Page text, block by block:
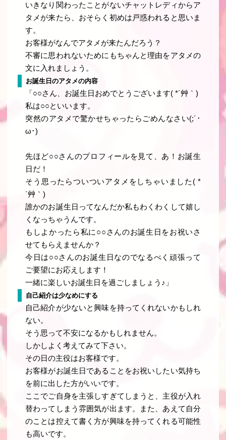
いきなり関わったことがないチャットレディからア
タメが来たら、おそらく初めは戸惑われると思いま
す。
お客様がなんでアタメが来たんだろう？
不審に思われないためにもちゃんと理由をアタメの
文に入れましょう。
お誕生日のアタメの内容
「○○さん、お誕生日おめでとうございます( *´艸｀)
私は○○といいます。
突然のアタメで驚かせちゃったらごめんなさい(;´･
ω･)
先ほど○○さんのプロフィールを見て、あ！お誕生
日だ！
そう思ったらついついアタメをしちゃいました( *
´艸｀)
誰かのお誕生日ってなんだか私もわくわくして嬉し
くなっちゃうんです。
もしよかったら私に○○さんのお誕生日をお祝いさ
せてもらえませんか？
今日は○○さんのお誕生日なのでなるべく頑張って
ご要望にお応えします！
一緒に楽しいお誕生日を過ごしましょう♪」
自己紹介は少なめにする
自己紹介が少ないと興味を持ってくれないかもしれ
ない。
そう思って不安になるかもしれません。
しかしよく考えてみて下さい。
その日の主役はお客様です。
お客様がお誕生日であることをお祝いしたい気持ち
を前に出した方がいいです。
ここでご自身を主張しすぎてしまうと、主役が入れ
替わってしまう雰囲気が出ます。また、あえて自分
のことは控えて書く方が興味を持ってくれる可能性
も高いです。